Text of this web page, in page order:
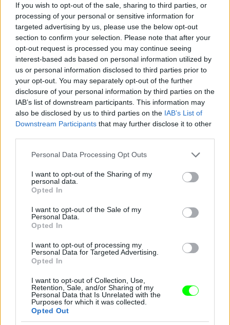
If you wish to opt-out of the sale, sharing to third parties, or
processing of your personal or sensitive information for
targeted advertising by us, please use the below opt-out
section to confirm your selection. Please note that after your
opt-out request is processed you may continue seeing
interest-based ads based on personal information utilized by
us or personal information disclosed to third parties prior to
your opt-out. You may separately opt-out of the further
disclosure of your personal information by third parties on the
IAB’s list of downstream participants. This information may
also be disclosed by us to third parties on the IAB’s List of
Downstream Participants that may further disclose it to other
Please note that this website/app uses one or more Google
not limited to your visit or usage behaviour. You may click to
grant or deny consent to Google and its third-party tags to
use your data for below specified purposes in below Google
consent section.
Personal Data Processing Opt Outs
I want to opt-out of the Sharing of my
personal data.
Opted In
I want to opt-out of the Sale of my
Personal Data.
Opted In
I want to opt-out of processing my
Personal Data for Targeted Advertising.
Opted In
I want to opt-out of Collection, Use,
Retention, Sale, and/or Sharing of my
Personal Data that Is Unrelated with the
Purposes for which it was collected.
Opted Out
Egészen érdekes ez a szandál. Parkettás lakásokban
kíméli a padlót!
Fotó: Pedro Gomes / Getty Images Hungary #8
Jön még kép!